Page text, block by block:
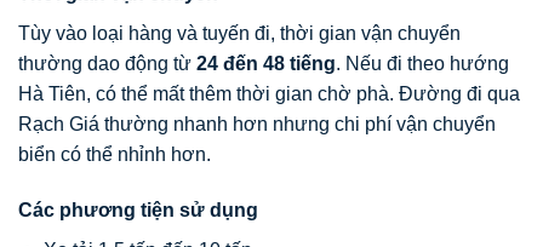
Tùy vào loại hàng và tuyến đi, thời gian vận chuyển
thường dao động từ 24 đến 48 tiếng. Nếu đi theo hướng
Hà Tiên, có thể mất thêm thời gian chờ phà. Đường đi qua
Rạch Giá thường nhanh hơn nhưng chi phí vận chuyển
biển có thể nhỉnh hơn.
Các phương tiện sử dụng